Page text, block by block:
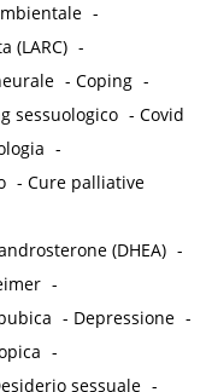
-
(LARC) -
-Coping -
sessuologico -Covid
-
-Cure palliative
(DHEA) -
-
- Depressione -
-
sessuale -